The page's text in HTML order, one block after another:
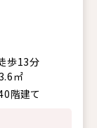
歩13分
㎡
階建て